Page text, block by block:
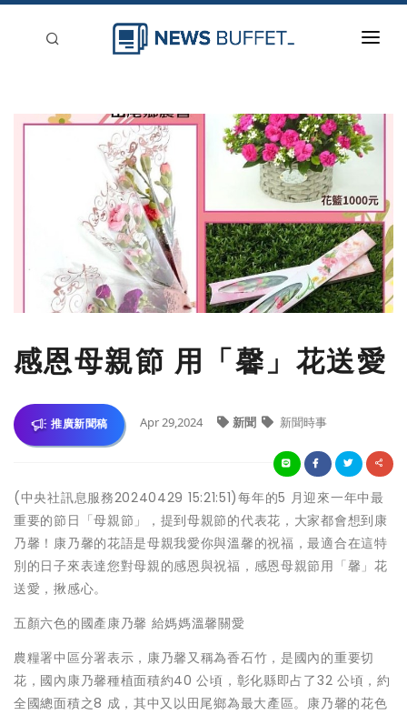
新聞稿分類
感恩母親節 用「馨」花送愛
推廣新聞稿 Apr 29,2024 新聞 新聞時事
(中央社訊息服務20240429 15:21:51)每年的5 月迎來一年中最
重要的節日「母親節」，提到母親節的代表花，大家都會想到康
乃馨！康乃馨的花語是母親我愛你與溫馨的祝福，最適合在這特
別的日子來表達您對母親的感恩與祝福，感恩母親節用「馨」花
送愛，揪感心。
五顏六色的國產康乃馨 給媽媽溫馨關愛
農糧署中區分署表示，康乃馨又稱為香石竹，是國內的重要切
花，國內康乃馨種植面積約40 公頃，彰化縣即占了32 公頃，約
全國總面積之8 成，其中又以田尾鄉為最大產區。康乃馨的花色